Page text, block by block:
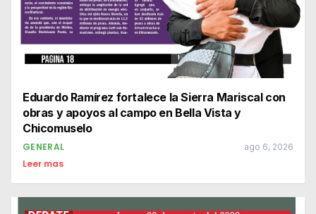
Eduardo Ramírez fortalece la Sierra Mariscal con
obras y apoyos al campo en Bella Vista y
Chicomuselo
GENERAL ago 6, 2026
Leer mas